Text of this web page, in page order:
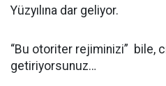
Yüzyılına dar geliyor.
“Bu otoriter rejiminizi” bile,
getiriyorsunuz…